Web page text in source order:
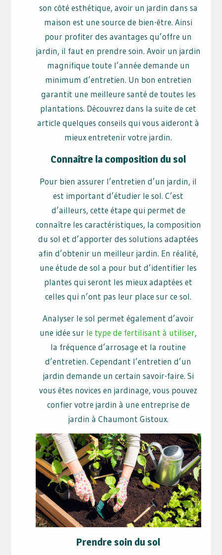
son côté esthétique, avoir un jardin dans sa
maison est une source de bien-être. Ainsi
pour profiter des avantages qu’offre un
jardin, il faut en prendre soin. Avoir un jardin
magnifique toute l’année demande un
minimum d’entretien. Un bon entretien
garantit une meilleure santé de toutes les
plantations. Découvrez dans la suite de cet
article quelques conseils qui vous aideront à
mieux entretenir votre jardin.
Connaître la composition du sol
Pour bien assurer l’entretien d’un jardin, il
est important d’étudier le sol. C’est
d’ailleurs, cette étape qui permet de
connaître les caractéristiques, la composition
du sol et d’apporter des solutions adaptées
afin d’obtenir un meilleur jardin. En réalité,
une étude de sol a pour but d’identifier les
plantes qui seront les mieux adaptées et
celles qui n’ont pas leur place sur ce sol.
Analyser le sol permet également d’avoir
une idée sur le type de fertilisant à utiliser,
la fréquence d’arrosage et la routine
d’entretien. Cependant l’entretien d’un
jardin demande un certain savoir-faire. Si
vous êtes novices en jardinage, vous pouvez
confier votre jardin à une entreprise de
jardin à Chaumont Gistoux.
Prendre soin du sol